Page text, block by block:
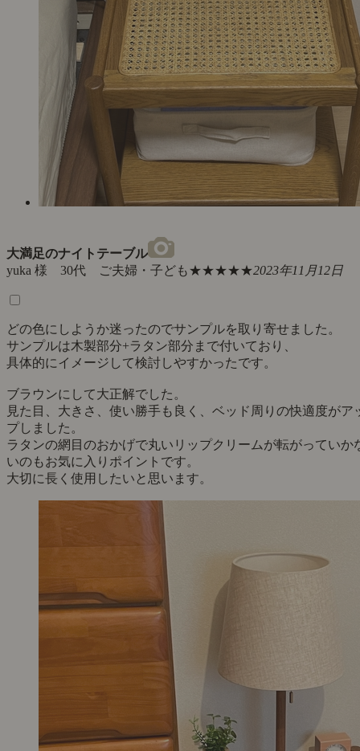
大満足のナイトテーブル
yuka 様 30代 ご夫婦・子ども★★★★★2023年11月12日
どの色にしようか迷ったのでサンプルを取り寄せました。
サンプルは木製部分+ラタン部分まで付いており、
具体的にイメージして検討しやすかったです。
ブラウンにして大正解でした。
見た目、大きさ、使い勝手も良く、ベッド周りの快適度がア
プしました。
ラタンの網目のおかげで丸いリップクリームが転がっていか
いのもお気に入りポイントです。
大切に長く使用したいと思います。